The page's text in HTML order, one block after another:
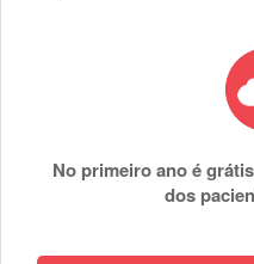
No primeiro ano é
dos